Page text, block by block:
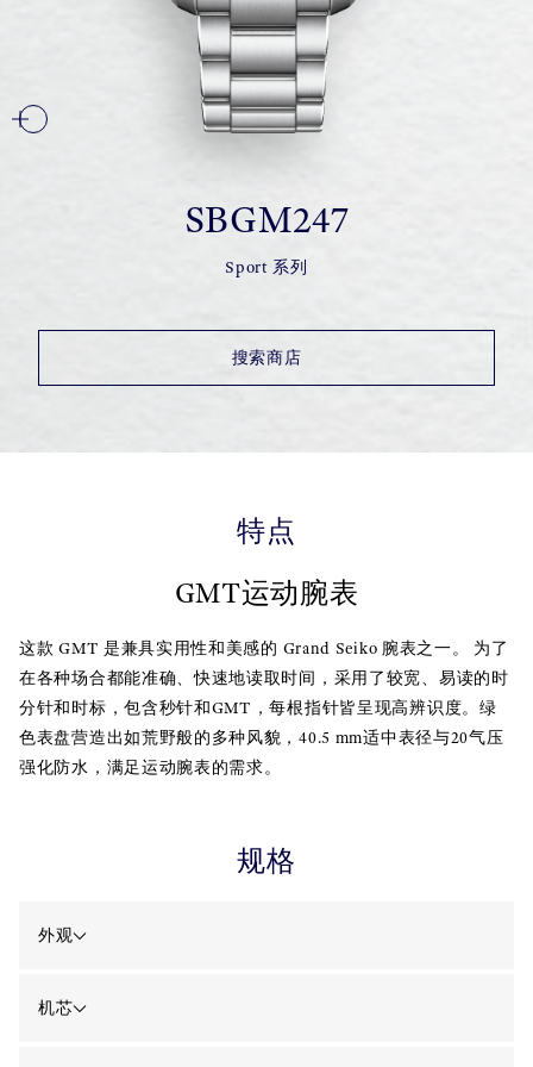
SBGM247
Sport 系列
搜索商店
特点
GMT运动腕表
这款 GMT 是兼具实用性和美感的 Grand Seiko 腕表之一。 为了
在各种场合都能准确、快速地读取时间，采用了较宽、易读的时
分针和时标，包含秒针和GMT，每根指针皆呈现高辨识度。绿
色表盘营造出如荒野般的多种风貌，40.5 mm适中表径与20气压
强化防水，满足运动腕表的需求。
规格
外观
机芯